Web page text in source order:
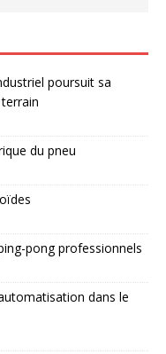
poursuit sa
du pneu
pong professionnels
dans le